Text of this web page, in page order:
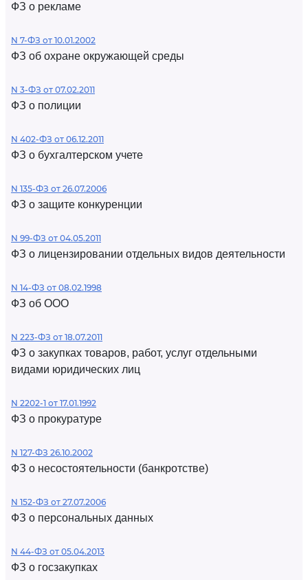
ФЗ о рекламе
N 7-ФЗ от 10.01.2002
ФЗ об охране окружающей среды
N 3-ФЗ от 07.02.2011
ФЗ о полиции
N 402-ФЗ от 06.12.2011
ФЗ о бухгалтерском учете
N 135-ФЗ от 26.07.2006
ФЗ о защите конкуренции
N 99-ФЗ от 04.05.2011
ФЗ о лицензировании отдельных видов деятельности
N 14-ФЗ от 08.02.1998
ФЗ об ООО
N 223-ФЗ от 18.07.2011
ФЗ о закупках товаров, работ, услуг отдельными
видами юридических лиц
N 2202-1 от 17.01.1992
ФЗ о прокуратуре
N 127-ФЗ 26.10.2002
ФЗ о несостоятельности (банкротстве)
N 152-ФЗ от 27.07.2006
ФЗ о персональных данных
N 44-ФЗ от 05.04.2013
ФЗ о госзакупках